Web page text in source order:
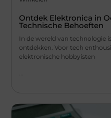
Ontdek Elektronica in
Technische Behoeften
In de wereld van technologie
ontdekken. Voor tech
elektronische hobbyisten